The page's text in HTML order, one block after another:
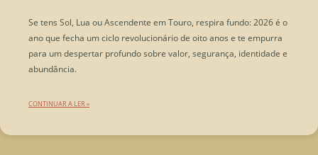
Se tens Sol, Lua ou Ascendente em Touro, respira fundo: 2026 é o
ano que fecha um ciclo revolucionário de oito anos e te empurra
para um despertar profundo sobre valor, segurança, identidade e
abundância.
CONTINUAR A LER »